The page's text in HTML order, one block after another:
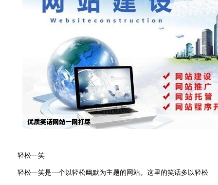
轻松一笑
轻松一笑是一个以轻松幽默为主题的网站。这里的笑话多以轻松